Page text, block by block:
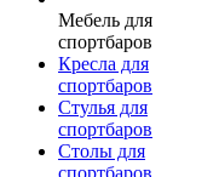
Мебель для
спортбаров
Кресла для
спортбаров
Стулья для
спортбаров
Столы для